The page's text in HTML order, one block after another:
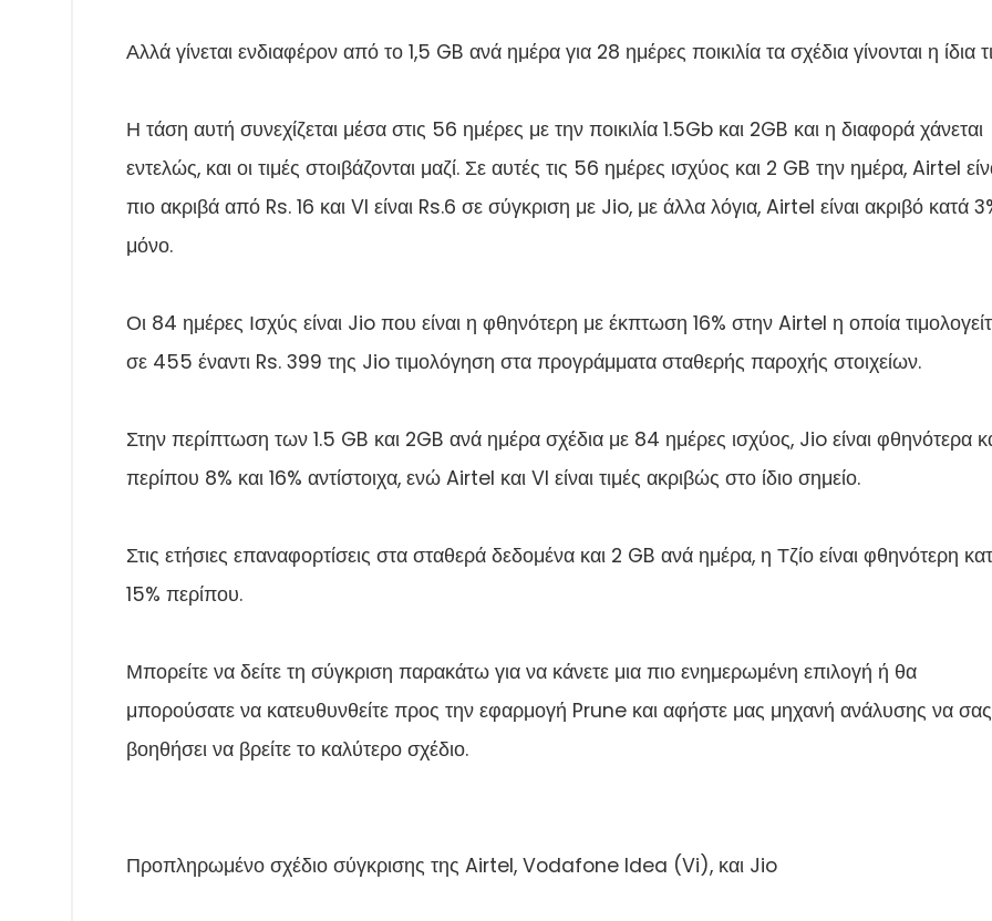
Αλλά γίνεται ενδιαφέρον από το 1,5 GB ανά ημέρα για 28 ημέρες ποικιλία τα σχέδια γίνονται η ίδια
Η τάση αυτή συνεχίζεται μέσα στις 56 ημέρες με την ποικιλία 1.5Gb και 2GB και η διαφορά χάνεται
εντελώς, και οι τιμές στοιβάζονται μαζί. Σε αυτές τις 56 ημέρες ισχύος και 2 GB την ημέρα, Airtel
πιο ακριβά από Rs. 16 και VI είναι Rs.6 σε σύγκριση με Jio, με άλλα λόγια, Airtel είναι ακριβό κατά
μόνο.
Οι 84 ημέρες Ισχύς είναι Jio που είναι η φθηνότερη με έκπτωση 16% στην Airtel η οποία
σε 455 έναντι Rs. 399 της Jio τιμολόγηση στα προγράμματα σταθερής παροχής στοιχείων.
Στην περίπτωση των 1.5 GB και 2GB ανά ημέρα σχέδια με 84 ημέρες ισχύος, Jio είναι φθηνότερα
περίπου 8% και 16% αντίστοιχα, ενώ Airtel και VI είναι τιμές ακριβώς στο ίδιο σημείο.
Στις ετήσιες επαναφορτίσεις στα σταθερά δεδομένα και 2 GB ανά ημέρα, η Τζίο είναι φθηνότερη
15% περίπου.
Μπορείτε να δείτε τη σύγκριση παρακάτω για να κάνετε μια πιο ενημερωμένη επιλογή ή θα
μπορούσατε να κατευθυνθείτε προς την εφαρμογή Prune και αφήστε μας μηχανή ανάλυσης να σας
βοηθήσει να βρείτε το καλύτερο σχέδιο.
Προπληρωμένο σχέδιο σύγκρισης της Airtel, Vodafone Idea (Vi), και Jio